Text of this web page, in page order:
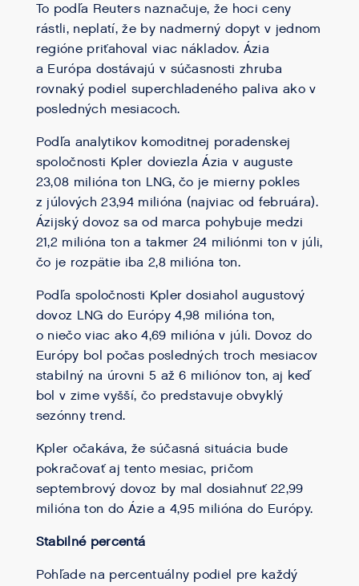
To podľa Reuters naznačuje, že hoci ceny
rástli, neplatí, že by nadmerný dopyt v jednom
regióne priťahoval viac nákladov. Ázia
a Európa dostávajú v súčasnosti zhruba
rovnaký podiel superchladeného paliva ako v
posledných mesiacoch.
Podľa analytikov komoditnej poradenskej
spoločnosti Kpler doviezla Ázia v auguste
23,08 milióna ton LNG, čo je mierny pokles
z júlových 23,94 milióna (najviac od februára).
Ázijský dovoz sa od marca pohybuje medzi
21,2 milióna ton a takmer 24 miliónmi ton v júli,
čo je rozpätie iba 2,8 milióna ton.
Podľa spoločnosti Kpler dosiahol augustový
dovoz LNG do Európy 4,98 milióna ton,
o niečo viac ako 4,69 milióna v júli. Dovoz do
Európy bol počas posledných troch mesiacov
stabilný na úrovni 5 až 6 miliónov ton, aj keď
bol v zime vyšší, čo predstavuje obvyklý
sezónny trend.
Kpler očakáva, že súčasná situácia bude
pokračovať aj tento mesiac, pričom
septembrový dovoz by mal dosiahnuť 22,99
milióna ton do Ázie a 4,95 milióna do Európy.
Stabilné percentá
Pohľade na percentuálny podiel pre každý